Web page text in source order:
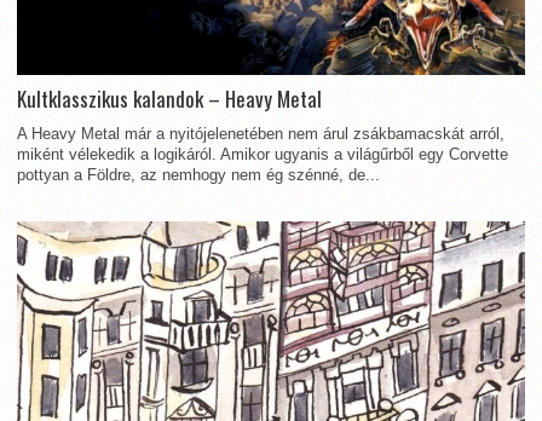
Kultklasszikus kalandok – Heavy Metal
A Heavy Metal már a nyitójelenetében nem árul zsákbamacskát arról,
miként vélekedik a logikáról. Amikor ugyanis a világűrből egy Corvette
pottyan a Földre, az nemhogy nem ég szénné, de...